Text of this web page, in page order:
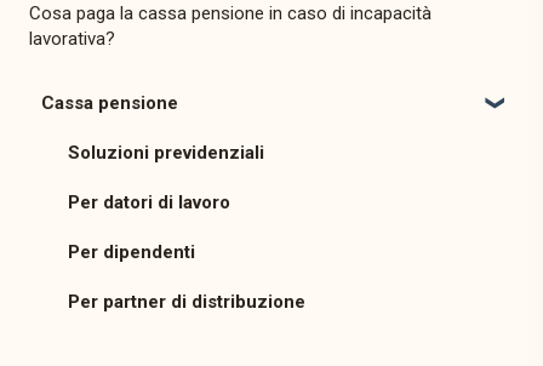
Cosa paga la cassa pensione in caso di incapacità
lavorativa?
Cassa pensione
Soluzioni previdenziali
Per datori di lavoro
Per dipendenti
Per partner di distribuzione